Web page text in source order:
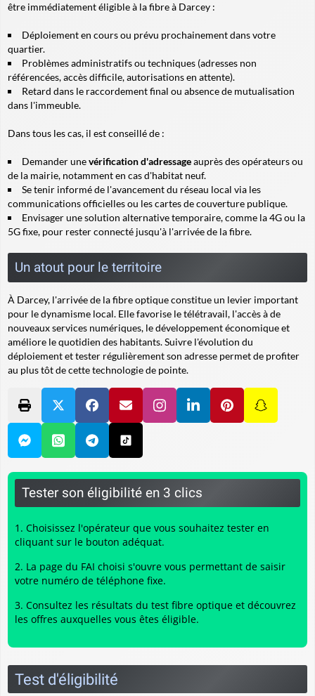
être immédiatement éligible à la fibre à Darcey :
Déploiement en cours ou prévu prochainement dans votre
quartier.
Problèmes administratifs ou techniques (adresses non
référencées, accès difficile, autorisations en attente).
Retard dans le raccordement final ou absence de mutualisation
dans l'immeuble.
Dans tous les cas, il est conseillé de :
Demander unevérification d'adressageauprès des opérateurs ou
de la mairie, notamment en cas d'habitat neuf.
Se tenir informé de l'avancement du réseau local via les
communications officielles ou les cartes de couverture publique.
Envisager une solution alternative temporaire, comme la 4G ou la
5G fixe, pour rester connecté jusqu'à l'arrivée de la fibre.
Un atout pour le territoire
À Darcey, l'arrivée de la fibre optique constitue un levier important
pour le dynamisme local. Elle favorise le télétravail, l'accès à de
nouveaux services numériques, le développement économique et
améliore le quotidien des habitants. Suivre l'évolution du
déploiement et tester régulièrement son adresse permet de profiter
au plus tôt de cette technologie de pointe.
Tester son éligibilité en 3 clics
Choisissez l'opérateur que vous souhaitez tester en
cliquant sur le bouton adéquat.
La page du FAI choisi s'ouvre vous permettant de saisir
votre numéro de téléphone fixe.
Consultez les résultats du test fibre optique et découvrez
les offres auxquelles vous êtes éligible.
Test d'éligibilité